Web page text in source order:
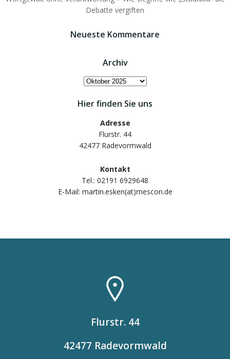
Debatte vergiften
Neueste Kommentare
Archiv
Archiv
Hier finden Sie uns
Adresse
Flurstr. 44
42477 Radevormwald
Kontakt
Tel.: 02191 6929648
E-Mail: martin.esken(at)mescon.de
Flurstr. 44
42477 Radevormwald